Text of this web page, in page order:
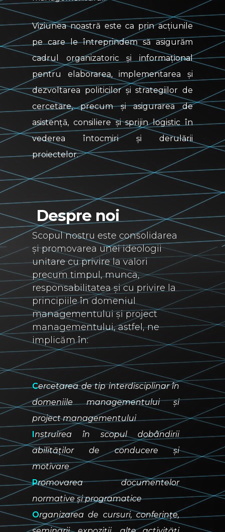
Viziunea noastră este ca prin acțiunile
pe care le întreprindem să asigurăm
cadrul organizatoric și informațional
pentru elaborarea, implementarea și
dezvoltarea politicilor și strategiilor de
cercetare, precum și asigurarea de
asistență, consiliere și sprijin logistic în
vederea întocmiri și derulării
proiectelor.
Despre noi
Scopul nostru este consolidarea
și promovarea unei ideologii
unitare cu privire la valori
precum timpul, munca,
responsabilitatea și cu privire la
principiile în domeniul
managementului și project
managementului, astfel, ne
implicăm în:
Cercetarea de tip interdisciplinar în
domeniile managementului și
project managementului
Instruirea în scopul dobândirii
abilităților de conducere și
motivare
Promovarea documentelor
normative și programatice
Organizarea de cursuri, conferințe,